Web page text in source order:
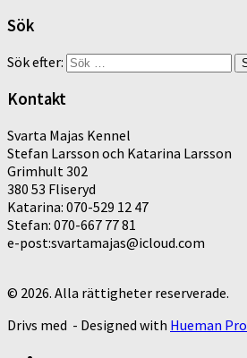
Sök
Sök efter:
Kontakt
Svarta Majas Kennel
Stefan Larsson och Katarina Larsson
Grimhult 302
380 53 Fliseryd
Katarina: 070-529 12 47
Stefan: 070-667 77 81
e-post:svartamajas@icloud.com
© 2026. Alla rättigheter reserverade.
Drivs med - Designed with Hueman Pro